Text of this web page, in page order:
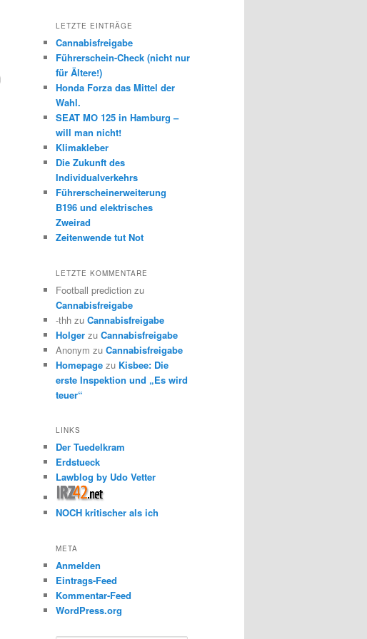
LETZTE EINTRÄGE
Cannabisfreigabe
Führerschein-Check (nicht nur
für Ältere!)
Honda Forza das Mittel der
Wahl.
SEAT MO 125 in Hamburg –
will man nicht!
Klimakleber
Die Zukunft des
Individualverkehrs
Führerscheinerweiterung
B196 und elektrisches
Zweirad
Zeitenwende tut Not
LETZTE KOMMENTARE
Football prediction zu
Cannabisfreigabe
-thh zu Cannabisfreigabe
Holger zu Cannabisfreigabe
Anonym zu Cannabisfreigabe
Homepage zu Kisbee: Die
erste Inspektion und „Es wird
teuer“
LINKS
Der Tuedelkram
Erdstueck
Lawblog by Udo Vetter
NOCH kritischer als ich
META
Anmelden
Eintrags-Feed
Kommentar-Feed
WordPress.org